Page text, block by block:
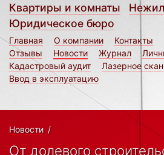
Квартиры и комнаты
Юридическое бюро
Главная О компании Контакты
Отзывы
Новости Журнал
Кадастровый аудит
Лазерное
Ввод в эксплуатацию
Новости /
От долевого